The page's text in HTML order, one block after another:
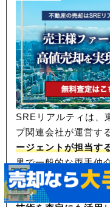
SREリアルティは、
プ関連会社が運営す
ージェントが担当す
界で一般的な両手仲
り添うサポート力に
い評価を得ている。